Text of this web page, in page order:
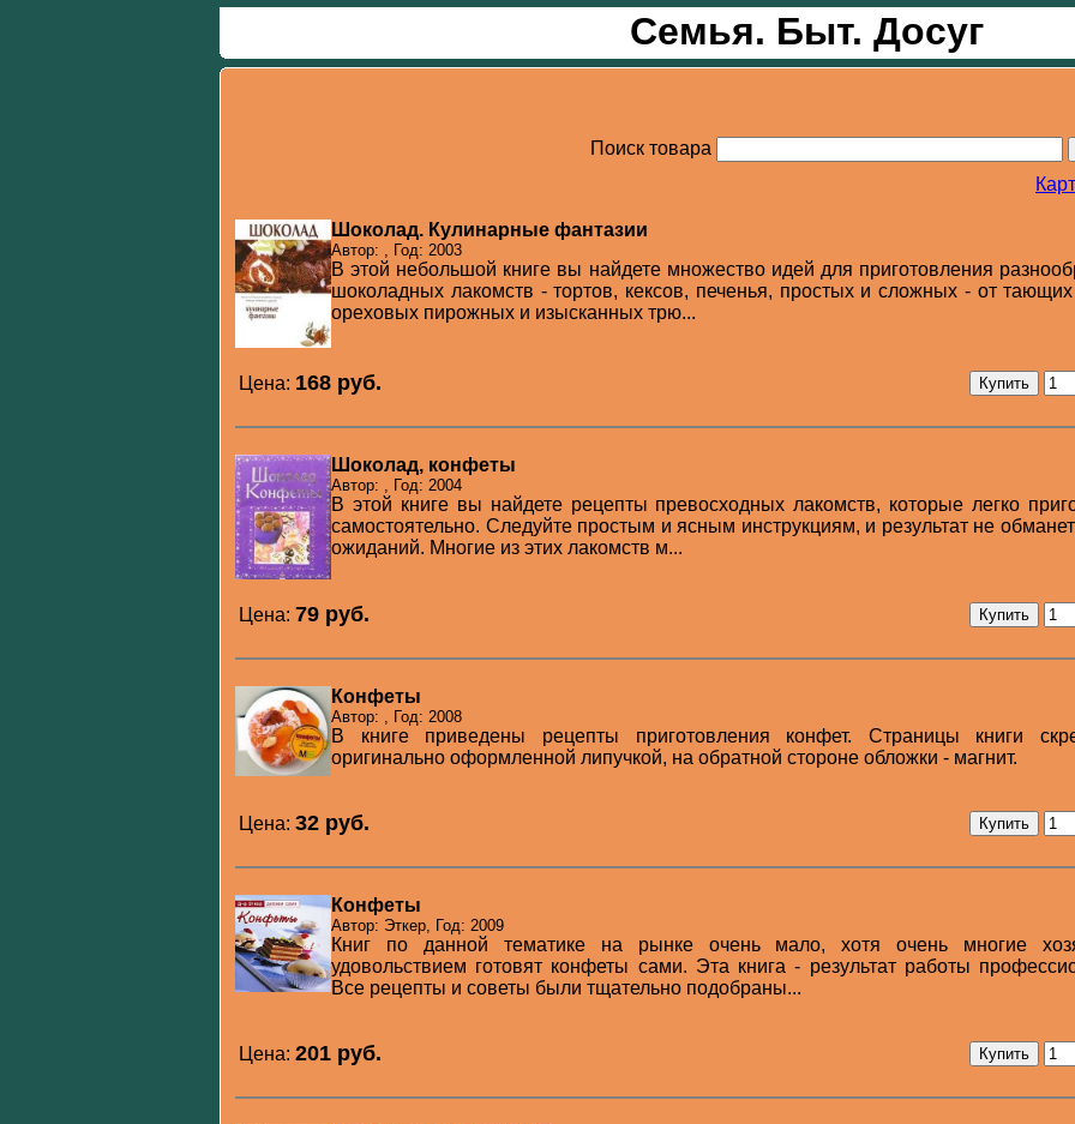
Семья. Быт. Досуг
Поиск товара
Шоколад. Кулинарные фантазии
Автор: , Год: 2003
В этой небольшой книге вы найдете множество идей для приготовления
шоколадных лакомств - тортов, кексов, печенья, простых и сложных - от
ореховых пирожных и изысканных трю...
Цена: 168 pуб.
Шоколад, конфеты
Автор: , Год: 2004
В этой книге вы найдете рецепты превосходных лакомств, которые легко
самостоятельно. Следуйте простым и ясным инструкциям, и результат не
ожиданий. Многие из этих лакомств м...
Цена: 79 pуб.
Конфеты
Автор: , Год: 2008
В книге приведены рецепты приготовления конфет. Страницы книги
оригинально оформленной липучкой, на обратной стороне обложки - магнит.
Цена: 32 pуб.
Конфеты
Автор: Эткер, Год: 2009
Книг по данной тематике на рынке очень мало, хотя очень многие
удовольствием готовят конфеты сами. Эта книга - результат работы
Все рецепты и советы были тщательно подобраны...
Цена: 201 pуб.